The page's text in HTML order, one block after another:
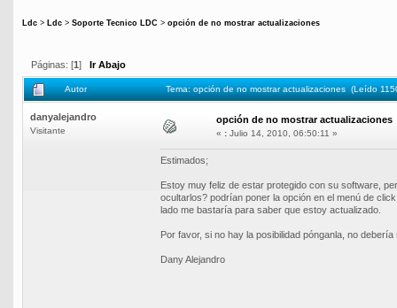
Ldc > Ldc > Soporte Tecnico LDC > opción de no mostrar actualizaciones
Páginas: [1 ] Ir Abajo
Autor Tema: opción de no mostrar actualizaciones (Leído
danyalejandro
Visitante
opción de no mostrar actualizaciones
« : Julio 14, 2010, 06:50:11 »
Estimados;
Estoy muy feliz de estar protegido con su software,
ocultarlos? podrían poner la opción en el menú de
lado me bastaría para saber que estoy actualizado.
Por favor, si no hay la posibilidad pónganla, no
Dany Alejandro